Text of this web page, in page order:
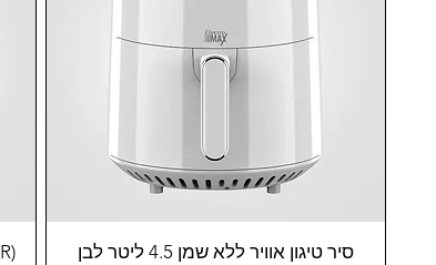
סיר טיגון אוויר ‏ללא שמן 4.5 ליטר לבן